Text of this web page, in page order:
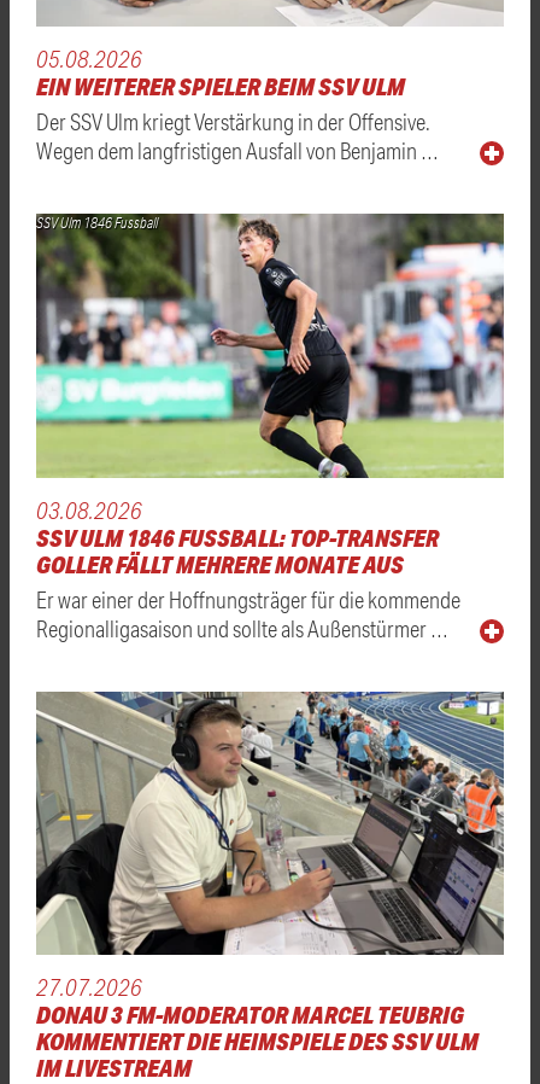
05.08.2026
EIN WEITERER SPIELER BEIM SSV ULM
Der SSV Ulm kriegt Verstärkung in der Offensive.
Wegen dem langfristigen Ausfall von Benjamin …
SSV Ulm 1846 Fussball
03.08.2026
SSV ULM 1846 FUSSBALL: TOP-TRANSFER
GOLLER FÄLLT MEHRERE MONATE AUS
Er war einer der Hoffnungsträger für die kommende
Regionalligasaison und sollte als Außenstürmer …
27.07.2026
DONAU 3 FM-MODERATOR MARCEL TEUBRIG
KOMMENTIERT DIE HEIMSPIELE DES SSV ULM
IM LIVESTREAM